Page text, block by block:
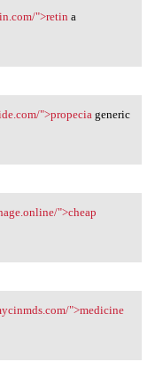
">retin a
">propeciageneric
">cheap
">medicine